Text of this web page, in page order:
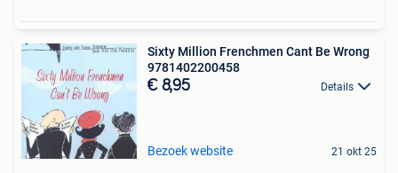
Sixty Million Frenchmen Cant Be Wrong
9781402200458
€ 8,95 Details
Bezoek website 21 okt 25